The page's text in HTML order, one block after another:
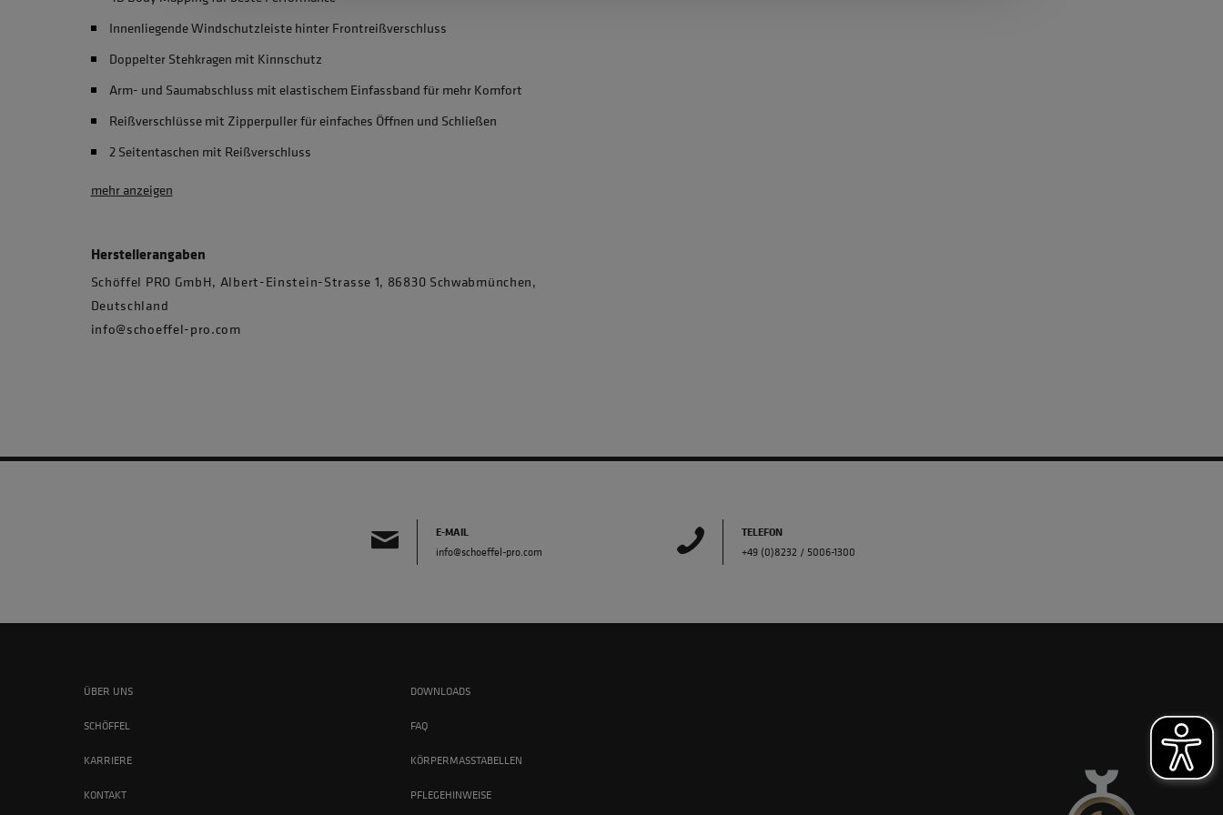
Innenliegende Windschutzleiste hinter Frontreißverschluss
Doppelter Stehkragen mit Kinnschutz
Arm- und Saumabschluss mit elastischem Einfassband für mehr Komfort
Reißverschlüsse mit Zipperpuller für einfaches Öffnen und Schließen
2 Seitentaschen mit Reißverschluss
mehr anzeigen
Herstellerangaben
Schöffel PRO GmbH, Albert-Einstein-Strasse 1, 86830 Schwabmünchen,
Deutschland
info@schoeffel-pro.com
E-MAIL
info@schoeffel-pro.com
TELEFON
+49 (0)8232 / 5006-1300
ÜBER UNS
SCHÖFFEL
KARRIERE
KONTAKT
DOWNLOADS
FAQ
KÖRPERMASSTABELLEN
PFLEGEHINWEISE